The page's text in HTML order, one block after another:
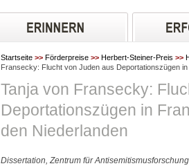
Startseite >> Förderpreise >> Herbert-Steiner-Preis >>
Fransecky: Flucht von Juden aus Deportationszügen
Tanja von Fransecky:
Deportationszügen in
den Niederlanden
Dissertation, Zentrum für